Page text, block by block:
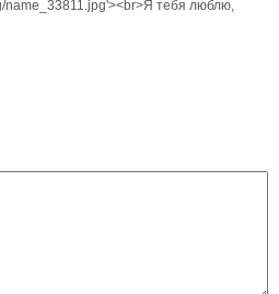
name_33811.jpg'><br>Я тебя люблю,